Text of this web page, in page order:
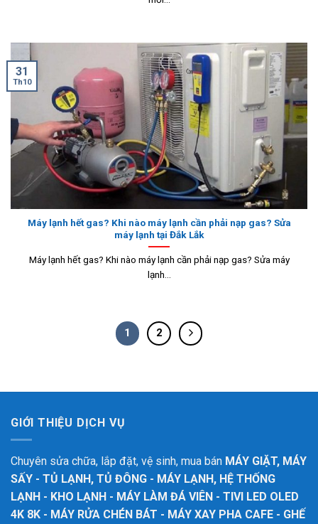
Máy lạnh hết gas? Khi nào máy lạnh cần phải nạp gas? Sửa
máy lạnh tại Đắk Lắk
Máy lạnh hết gas? Khi nào máy lạnh cần phải nạp gas? Sửa máy
lạnh...
31
Th10
1 2
GIỚI THIỆU DỊCH VỤ
Chuyên sửa chữa, lắp đặt, vệ sinh, mua bán MÁY GIẶT, MÁY
SẤY - TỦ LẠNH, TỦ ĐÔNG - MÁY LẠNH, HỆ THỐNG
LẠNH - KHO LẠNH - MÁY LÀM ĐÁ VIÊN - TIVI LED OLED
4K 8K - MÁY RỬA CHÉN BÁT - MÁY XAY PHA CAFE - GHẾ